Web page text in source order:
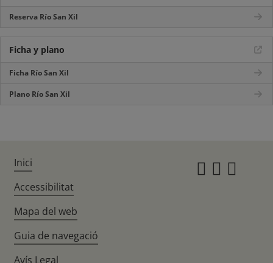
Reserva Río San Xil
Ficha y plano
Ficha Río San Xil
Plano Río San Xil
Inici
Accessibilitat
Mapa del web
Guia de navegació
Avís Legal